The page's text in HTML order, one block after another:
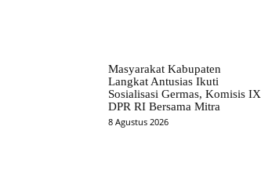
Masyarakat Kabupaten
Langkat Antusias Ikuti
Sosialisasi Germas, Komisis IX
DPR RI Bersama Mitra
8 Agustus 2026